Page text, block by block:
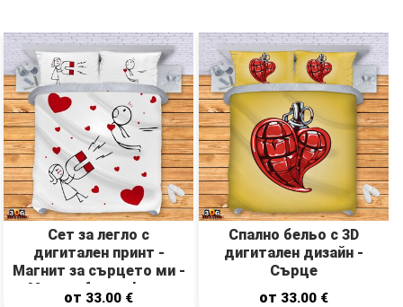
Сет за легло с
дигитален принт -
Магнит за сърцето ми -
Magnet for my heart
от 33.00 €
Спално бельо с 3D
дигитален дизайн -
Сърце
от 33.00 €